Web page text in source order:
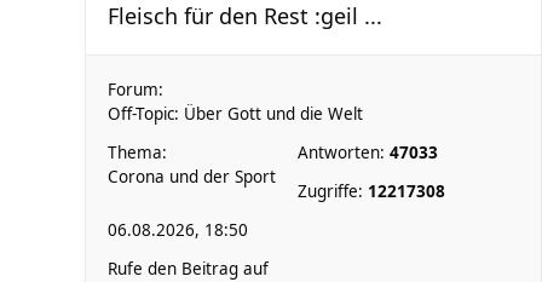
Fleisch für den Rest :geil ...
Forum:
Off-Topic: Über Gott und die Welt
Thema:
Corona und der Sport
Antworten: 47033
Zugriffe: 12217308
06.08.2026, 18:50
Rufe den Beitrag auf